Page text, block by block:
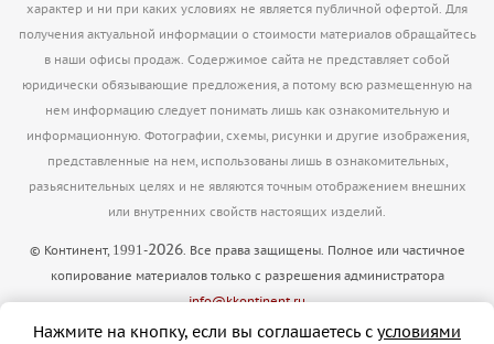
характер и ни при каких условиях не является публичной офертой. Для
получения актуальной информации о стоимости материалов обращайтесь
в наши офисы продаж. Содержимое сайта не представляет собой
юридически обязывающие предложения, а потому всю размещенную на
нем информацию следует понимать лишь как ознакомительную и
информационную. Фотографии, схемы, рисунки и другие изображения,
представленные на нем, использованы лишь в ознакомительных,
разьяснительных целях и не являются точным отображением внешних
или внутренних свойств настоящих изделий.
© Континент, 1991-2026. Все права защищены. Полное или частичное
копирование материалов только с разрешения администратора
info@kkontinent.ru
Версия для печати
Нажмите на кнопку, если вы соглашаетесь с условиями